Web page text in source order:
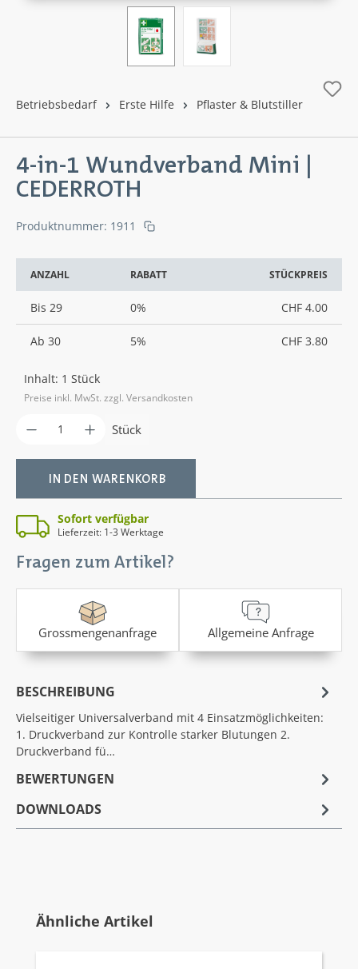
Betriebsbedarf Erste Hilfe Pflaster & Blutstiller
4-in-1 Wundverband Mini |
CEDERROTH
ANZAHL RABATT STÜCKPREIS
Bis 29 0% CHF 4.00
Ab 30 5% CHF 3.80
Inhalt: 1 Stück
Preise inkl. MwSt. zzgl. Versandkosten
Produkt Anzahl: Gib den gewünschten
Stück
IN DEN WARENKORB
Sofort verfügbar
Lieferzeit: 1-3 Werktage
Produktnummer: 1911
Fragen zum Artikel?
Grossmengenanfrage Allgemeine Anfrage
BESCHREIBUNG
Vielseitiger Universalverband mit 4 Einsatzmöglichkeiten:
1. Druckverband zur Kontrolle starker Blutungen 2.
Druckverband fü…
BEWERTUNGEN
DOWNLOADS
Produktgalerie überspringen
Ähnliche Artikel